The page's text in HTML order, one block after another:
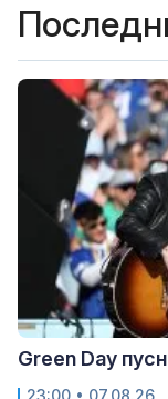
Green Day
23:00 • 07.08.26